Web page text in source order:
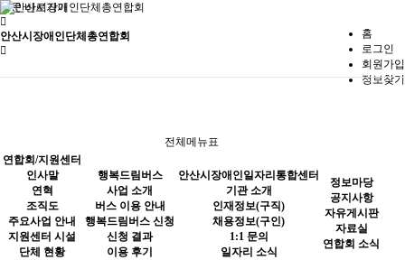
본문 바로가기
홈
로그인
회원가입
정보찾기
안산시장애인단체총연합회
행복드림버스
행복드림버스 신청
신청 결과
이용 후기
안산시장애인일자리통합센터
채용정보(구인)
1:1 문의
일자리 소식
자료실
연합회 소식
전체메뉴표
연합회/지원센터
인사말
연혁
조직도
주요사업 안내
지원센터 시설
단체 현황
행복드림버스
사업 소개
버스 이용 안내
행복드림버스 신청
신청 결과
이용 후기
안산시장애인일자리통합센터
기관 소개
인재정보(구직)
채용정보(구인)
1:1 문의
일자리 소식
정보마당
공지사항
자유게시판
자료실
연합회 소식